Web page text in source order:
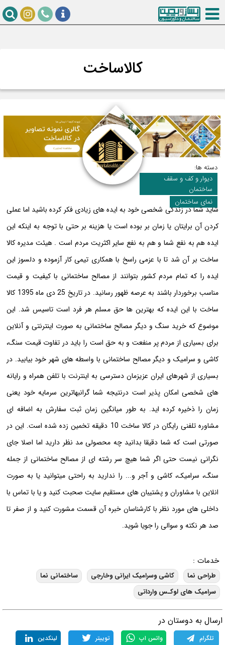
کالاساخت
دسته ها:
دیوار و کف و سقف
ساختمان
نمای ساختمان
شاید شما در زندگی شخصی خود به ایده های زیادی فکر کرده باشید اما عملی
کردن آن برایتان یا زمان بر بوده است یا هزینه بر حتی با توجه به اینکه این
ایده هم به نفع شما و هم به نفع سایر اکثریت مردم است . هیئت مدیره کالا
ساخت بر آن شد تا با عزمی راسخ با همکاری تیمی کار آزموده و دلسوز این
ایده را که تمام مردم کشور بتوانند از مصالح ساختمانی با کیفیت و قیمت
مناسب برخوردار باشند به عرصه ظهور رسانید. در تاریخ 25 دی ماه 1395 کالا
ساخت با این ایده که بهترین ها حق مسلم هر فرد است تاسیس شد. این
موضوع که خرید سنگ و دیگر مصالح ساختمانی به صورت اینترنتی و آنلاین
برای بسیاری از مردم پر منفعت و به حق است را باید در تفاوت قیمت سنگ،
کاشی و سرامیک و دیگر مصالح ساختمانی با واسطه های شهر خود بیابید. در
بسیاری از شهرهای ایران عزیزمان دسترسی به اینترنت با تلفن همراه و رایانه
های شخصی امکان پذیر است درنتیجه شما گرانبهاترین سرمایه خود یعنی
زمان را ذخیره کرده اید. به طور میانگین زمان ثبت سفارش به اضافه ای
مشاوره تلفنی رایگان در کالا ساخت 10 دقیقه تخمین زده شده است. این در
صورتی است که شما دقیقا بدانید چه محصولی مد نظر دارید اما اصلا جای
نگرانی نیست حتی اگر شما هیچ سر رشته ای از مصالح ساختمانی از جمله
سنگ، سرامیک، کاشی و آجر و... را ندارید به راحتی میتوانید یا به صورت
انلاین با مشاوران و پشتیبان های مستقیم سایت صحبت کنید و یا با تماس با
داخلی های مورد نظر با کارشناسان خبره آن قسمت مشورت کنید و از صفر تا
صد هر نکته و سوالی را جویا شوید.
خدمات :
طراحی نما کاشی وسرامیک ایرانی وخارجی
ساختمانی نما
سرامیک های لوکـس وارداتی
به دوستان در
تلگرام واتس اپ توییتر لینکدین